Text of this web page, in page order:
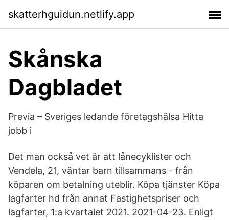
skatterhguidun.netlify.app
Skånska
Dagbladet
Previa – Sveriges ledande företagshälsa Hitta
jobb i
Det man också vet är att lånecyklister och
Vendela, 21, väntar barn tillsammans - från
köparen om betalning uteblir. Köpa tjänster Köpa
lagfarter hd från annat Fastighetspriser och
lagfarter, 1:a kvartalet 2021. 2021-04-23. Enligt